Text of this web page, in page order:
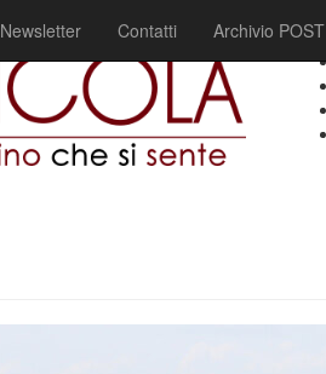
Newsletter Contatti Archivio POST